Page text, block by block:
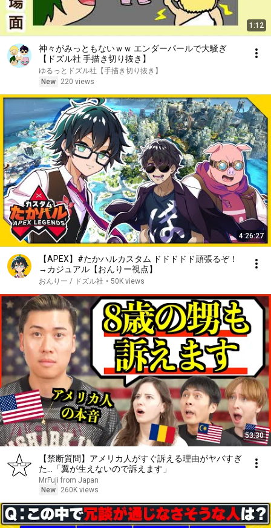
1:12
神々がみっともないｗｗ エンダーパールで大騒ぎ
【ドズル社 手描き切り抜き】
ゆるっとドズル社【手描き切り抜き】
New
220 views
4:26:27
【APEX】#たかハルカスタム ドドドドド頑張るぞ！
→カジュアル【おんりー視点】
おんりー / ドズル社 • 50K views
53:30
【禁断質問】アメリカ人がすぐ訴える理由がヤバすぎ
た…「翼が生えないので訴えます」
MrFuji from Japan
New
260K views